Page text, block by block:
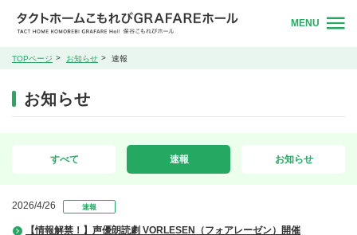
MENU
TOPページ お知らせ 速報
お知らせ
すべて 速報 お知らせ
2026/4/26 速報
【情報解禁！】声優朗読劇 VORLESEN（フォアレーゼン）開催